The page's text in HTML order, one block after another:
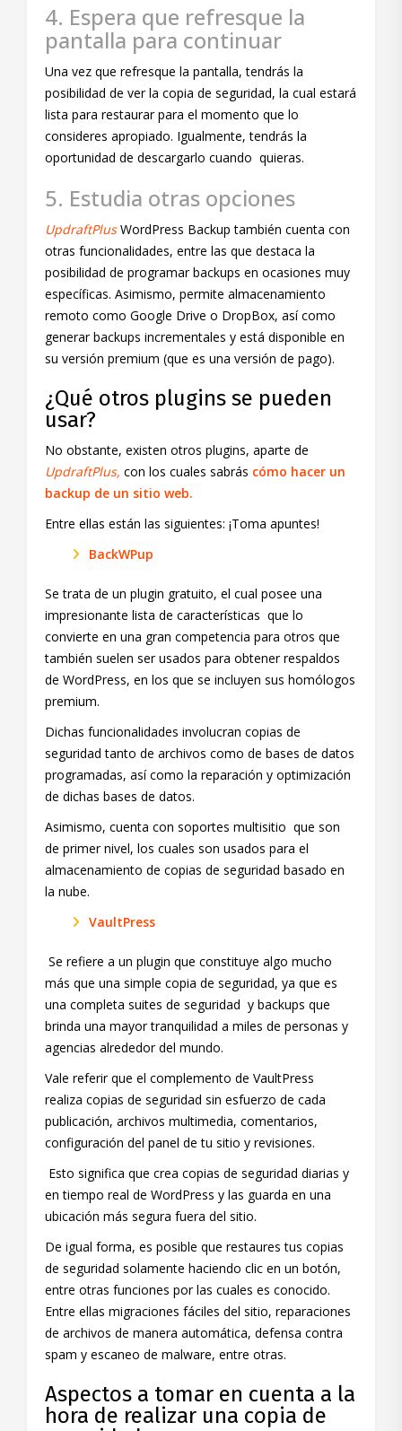
4. Espera que refresque la
pantalla para continuar
Una vez que refresque la pantalla, tendrás la
posibilidad de ver la copia de seguridad, la cual estará
lista para restaurar para el momento que lo
consideres apropiado. Igualmente, tendrás la
oportunidad de descargarlo cuando quieras.
5. Estudia otras opciones
UpdraftPlusWordPress Backup también cuenta con
otras funcionalidades, entre las que destaca la
posibilidad de programar backups en ocasiones muy
específicas. Asimismo, permite almacenamiento
remoto como Google Drive o DropBox, así como
generar backups incrementales y está disponible en
su versión premium (que es una versión de pago).
¿Qué otros plugins se pueden
usar?
No obstante, existen otros plugins, aparte de
UpdraftPlus, con los cuales sabrás cómo hacer un
backup de un sitio web.
Entre ellas están las siguientes: ¡Toma apuntes!
BackWPup
Se trata de un plugin gratuito, el cual posee una
impresionante lista de características que lo
convierte en una gran competencia para otros que
también suelen ser usados para obtener respaldos
de WordPress, en los que se incluyen sus homólogos
premium.
Dichas funcionalidades involucran copias de
seguridad tanto de archivos como de bases de datos
programadas, así como la reparación y optimización
de dichas bases de datos.
Asimismo, cuenta con soportes multisitio que son
de primer nivel, los cuales son usados para el
almacenamiento de copias de seguridad basado en
la nube.
VaultPress
Se refiere a un plugin que constituye algo mucho
más que una simple copia de seguridad, ya que es
una completa suites de seguridad y backups que
brinda una mayor tranquilidad a miles de personas y
agencias alrededor del mundo.
Vale referir que el complemento de VaultPress
realiza copias de seguridad sin esfuerzo de cada
publicación, archivos multimedia, comentarios,
configuración del panel de tu sitio y revisiones.
Esto significa que crea copias de seguridad diarias y
en tiempo real de WordPress y las guarda en una
ubicación más segura fuera del sitio.
De igual forma, es posible que restaures tus copias
de seguridad solamente haciendo clic en un botón,
entre otras funciones por las cuales es conocido.
Entre ellas migraciones fáciles del sitio, reparaciones
de archivos de manera automática, defensa contra
spam y escaneo de malware, entre otras.
Aspectos a tomar en cuenta a la
hora de realizar una copia de